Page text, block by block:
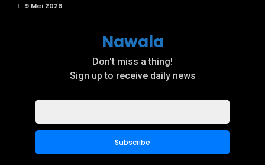
9 Mei 2026
Nawala
Don't miss a thing!
Sign up to receive daily news